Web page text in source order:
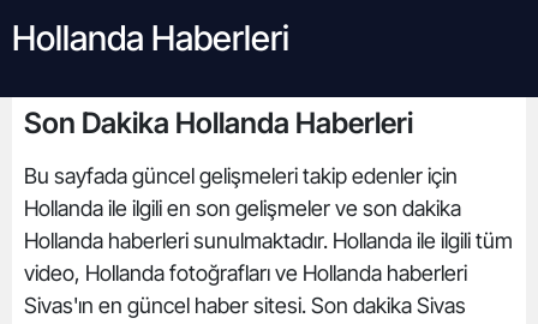
Hollanda Haberleri
Son Dakika Hollanda Haberleri
Bu sayfada güncel gelişmeleri takip edenler için
Hollanda ile ilgili en son gelişmeler ve son dakika
Hollanda haberleri sunulmaktadır. Hollanda ile ilgili tüm
video, Hollanda fotoğrafları ve Hollanda haberleri
Sivas'ın en güncel haber sitesi. Son dakika Sivas